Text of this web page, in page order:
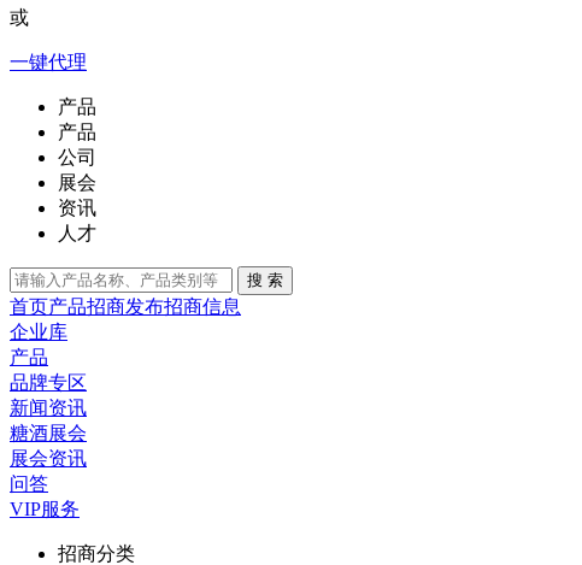
或
一键代理
产品
产品
公司
展会
资讯
人才
搜 索
首页产品招商发布招商信息
企业库
产品
品牌专区
新闻资讯
糖酒展会
展会资讯
问答
VIP服务
招商分类